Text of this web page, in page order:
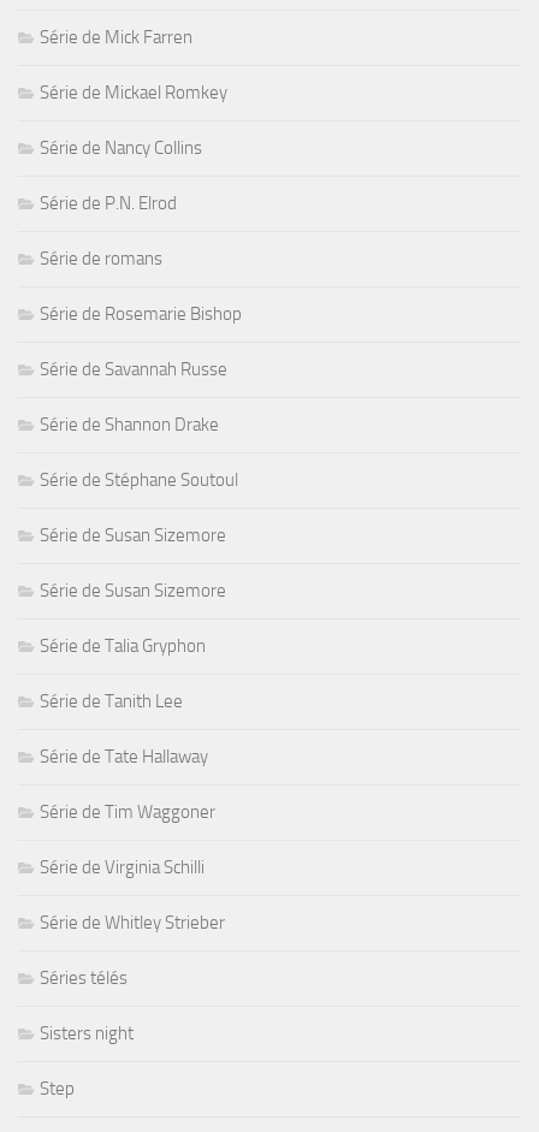
Série de Mick Farren
Série de Mickael Romkey
Série de Nancy Collins
Série de P.N. Elrod
Série de romans
Série de Rosemarie Bishop
Série de Savannah Russe
Série de Shannon Drake
Série de Stéphane Soutoul
Série de Susan Sizemore
Série de Susan Sizemore
Série de Talia Gryphon
Série de Tanith Lee
Série de Tate Hallaway
Série de Tim Waggoner
Série de Virginia Schilli
Série de Whitley Strieber
Séries télés
Sisters night
Step